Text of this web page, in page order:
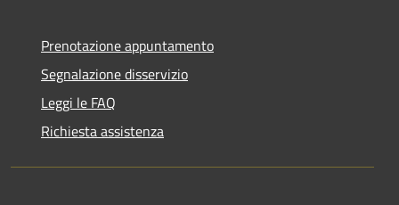
Prenotazione appuntamento
Segnalazione disservizio
Leggi le FAQ
Richiesta assistenza